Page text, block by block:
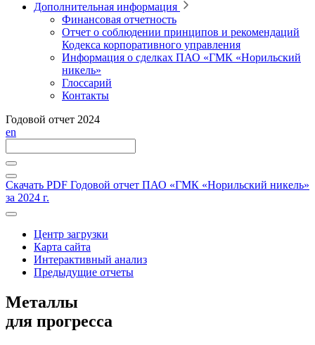
Дополнительная информация
Финансовая отчетность
Отчет о соблюдении принципов и рекомендаций
Кодекса корпоративного управления
Информация о сделках ПАО «ГМК «Норильский
никель»
Глоссарий
Контакты
Годовой отчет 2024
en
Скачать PDF Годовой отчет ПАО «ГМК «Норильский никель»
за 2024 г.
Центр загрузки
Карта сайта
Интерактивный анализ
Предыдущие отчеты
Металлы
для прогресса